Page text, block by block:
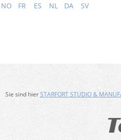
NO FR ES NL DA SV
Sie sind hierSTARFORT STUDIO &